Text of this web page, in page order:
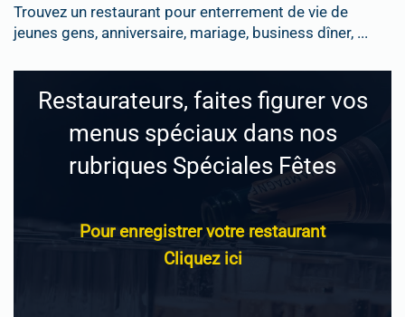
Trouvez un restaurant pour enterrement de vie de
jeunes gens, anniversaire, mariage, business dîner, ...
Restaurateurs, faites figurer vos
menus spéciaux dans nos
rubriques Spéciales Fêtes
Pour enregistrer votre restaurant
Cliquez ici